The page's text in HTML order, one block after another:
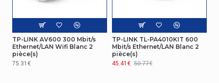
LAN Ethernet :
taux de
transfert des
données
10,100,1000 Mbit/s
TP-LINK AV600 300 Mbit/s
Ethernet/LAN Wifi Blanc 2
pièce(s)
75.31€
TP-LINK TL-PA4010KIT 600
Mbit/s Ethernet/LAN Blanc 2
pièce(s)
45.41€ 50.77€